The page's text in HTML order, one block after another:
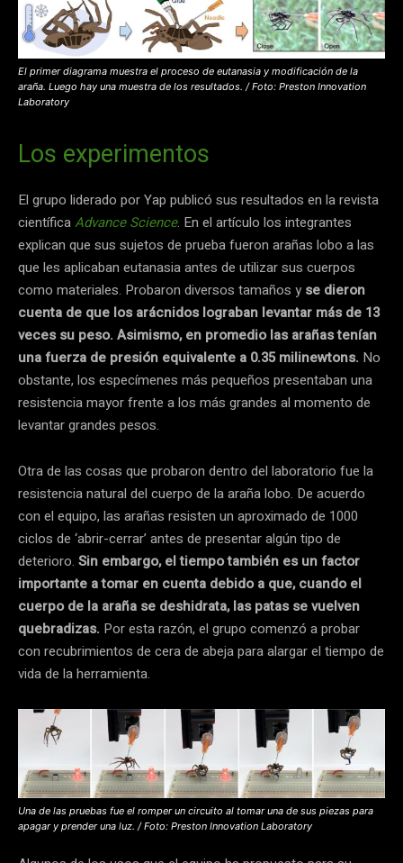
El primer diagrama muestra el proceso de eutanasia y modificación de la
araña. Luego hay una muestra de los resultados. / Foto: Preston Innovation
Laboratory
Los experimentos
El grupo liderado por Yap publicó sus resultados en la revista
científicaAdvance Science. En el artículo los integrantes
explican que sus sujetos de prueba fueron arañas lobo a las
que les aplicaban eutanasia antes de utilizar sus cuerpos
como materiales. Probaron diversos tamaños y se dieron
cuenta de que los arácnidos lograban levantar más de 13
veces su peso. Asimismo, en promedio las arañas tenían
una fuerza de presión equivalente a 0.35 milinewtons. No
obstante, los especímenes más pequeños presentaban una
resistencia mayor frente a los más grandes al momento de
levantar grandes pesos.
Otra de las cosas que probaron dentro del laboratorio fue la
resistencia natural del cuerpo de la araña lobo. De acuerdo
con el equipo, las arañas resisten un aproximado de 1000
ciclos de ‘abrir-cerrar’ antes de presentar algún tipo de
deterioro. Sin embargo, el tiempo también es un factor
importante a tomar en cuenta debido a que, cuando el
cuerpo de la araña se deshidrata, las patas se vuelven
quebradizas. Por esta razón, el grupo comenzó a probar
con recubrimientos de cera de abeja para alargar el tiempo de
vida de la herramienta.
Una de las pruebas fue el romper un circuito al tomar una de sus piezas para
apagar y prender una luz. / Foto: Preston Innovation Laboratory